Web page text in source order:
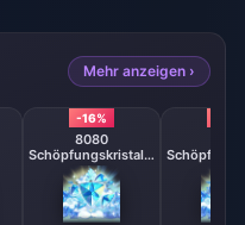
Mehr anzeigen ›
-16%
8080
Schöpfungskristalle
* 4